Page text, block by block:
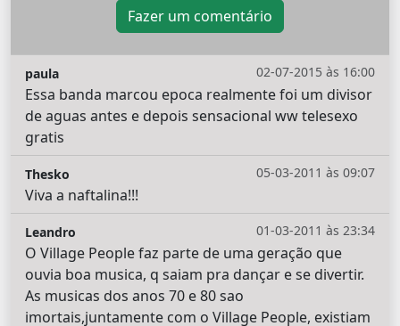
Fazer um comentário
02-07-2015 às 16:00
paula
Essa banda marcou epoca realmente foi um divisor
de aguas antes e depois sensacional ww telesexo
gratis
05-03-2011 às 09:07
Thesko
Viva a naftalina!!!
01-03-2011 às 23:34
Leandro
O Village People faz parte de uma geração que
ouvia boa musica, q saiam pra dançar e se divertir.
As musicas dos anos 70 e 80 sao
imortais,juntamente com o Village People, existiam